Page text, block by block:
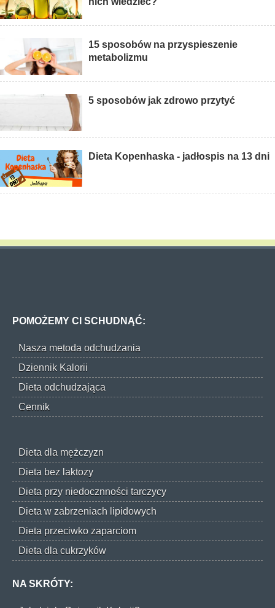
15 sposobów na przyspieszenie
metabolizmu
5 sposobów jak zdrowo przytyć
Dieta Kopenhaska - jadłospis na 13 dni
POMOŻEMY CI SCHUDNĄĆ:
Nasza metoda odchudzania
Dziennik Kalorii
Dieta odchudzająca
Cennik
Dieta dla mężczyzn
Dieta bez laktozy
Dieta przy niedocznności tarczycy
Dieta w zabrzeniach lipidowych
Dieta przeciwko zaparciom
Dieta dla cukrzyków
NA SKRÓTY: